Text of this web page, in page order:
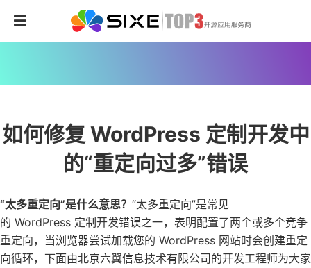
如何修复 WordPress 定制开发中
的“重定向过多”错误
“太多重定向”是什么意思？ “太多重定向”是常见
的 WordPress 定制开发错误之一，表明配置了两个或多个竞争
重定向，当浏览器尝试加载您的 WordPress 网站时会创建重定
向循环，下面由北京六翼信息技术有限公司的开发工程师为大家